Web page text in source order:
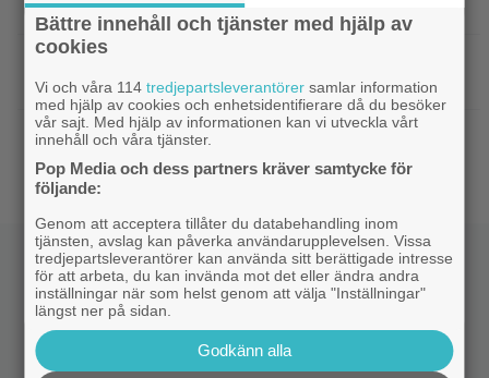
om filmåret 2001?
| Netflix har lagt ned David Finchers
amerikanska ”Squid Game”-spinoff
Kommande filmer|När kommer ”Michael 2”?
Lionsgate-chefen har ett svar
Bättre innehåll och tjänster med hjälp av
cookies
Vi och våra 114tredjepartsleverantörer samlar information
med hjälp av cookies och enhetsidentifierare då du besöker
vår sajt. Med hjälp av informationen kan vi utveckla vårt
innehåll och våra tjänster.
Pop Media och dess partners kräver samtycke för
följande:
Genom att acceptera tillåter du databehandling inom
tjänsten, avslag kan påverka användarupplevelsen. Vissa
tredjepartsleverantörer kan använda sitt berättigade intresse
för att arbeta, du kan invända mot det eller ändra andra
inställningar när som helst genom att välja "Inställningar"
längst ner på sidan.
Godkänn alla